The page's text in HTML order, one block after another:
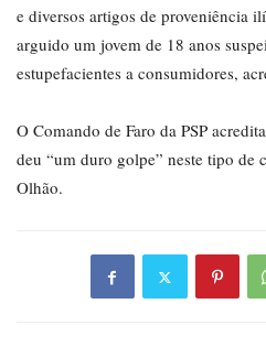
e diversos artigos de proveniência
arguido um jovem de 18 anos
estupefacientes a consumidores,
O Comando de Faro da PSP
deu “um duro golpe” neste tipo de
Olhão.